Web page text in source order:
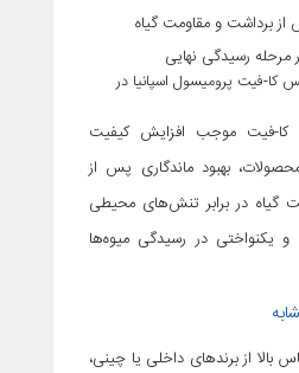
از برداشت و مقاومت گیاه
مرحله رسیدگی نهایی
کا-فیت پرومیسول اسپانیا در
کا-فیت موجب افزایش کیفیت
بهبود ماندگاری پس از
گیاه در برابر تنش‌های محیطی
یکنواختی در رسیدگی میوه‌ها
بالا از برندهای داخلی یا چینی،